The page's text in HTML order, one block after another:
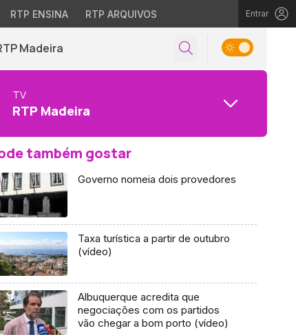
RTP ENSINA RTP ARQUIVOS Entrar
Madeira
TV
RTP Madeira
também gostar
Governo nomeia dois provedores
Taxa turística a partir de outubro
(vídeo)
Albuquerque acredita que
negociações com os partidos
vão chegar a bom porto (vídeo)